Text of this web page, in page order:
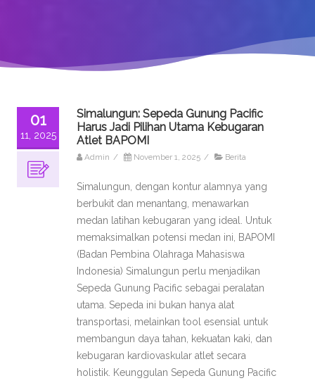
01
11, 2025
Simalungun: Sepeda Gunung Pacific
Harus Jadi Pilihan Utama Kebugaran
Atlet BAPOMI
Admin / November 1, 2025 / Berita
Simalungun, dengan kontur alamnya yang
berbukit dan menantang, menawarkan
medan latihan kebugaran yang ideal. Untuk
memaksimalkan potensi medan ini, BAPOMI
(Badan Pembina Olahraga Mahasiswa
Indonesia) Simalungun perlu menjadikan
Sepeda Gunung Pacific sebagai peralatan
utama. Sepeda ini bukan hanya alat
transportasi, melainkan tool esensial untuk
membangun daya tahan, kekuatan kaki, dan
kebugaran kardiovaskular atlet secara
holistik. Keunggulan Sepeda Gunung Pacific